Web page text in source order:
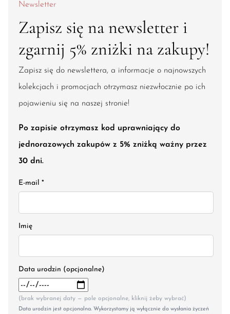
Newsletter
Zapisz się na newsletter i
zgarnij 5% zniżki na zakupy!
Zapisz się do newslettera, a informacje o najnowszych
kolekcjach i promocjach otrzymasz niezwłocznie po ich
pojawieniu się na naszej stronie!
Po zapisie otrzymasz kod uprawniający do
jednorazowych zakupów z 5% zniżką ważny przez
30 dni.
E-mail *
Imię
Data urodzin (opcjonalne)
(brak wybranej daty — pole opcjonalne, kliknij żeby wybrać)
Data urodzin jest opcjonalna. Wykorzystamy ją wyłącznie do wysłania życzeń